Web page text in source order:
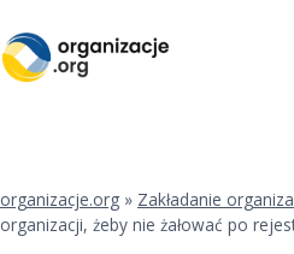
do
treści
organizacje.org » Zakładanie
organizacji, żeby nie żałować po